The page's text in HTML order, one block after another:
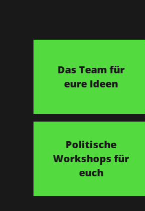
Das Team für
eure Ideen
Politische
Workshops für
euch